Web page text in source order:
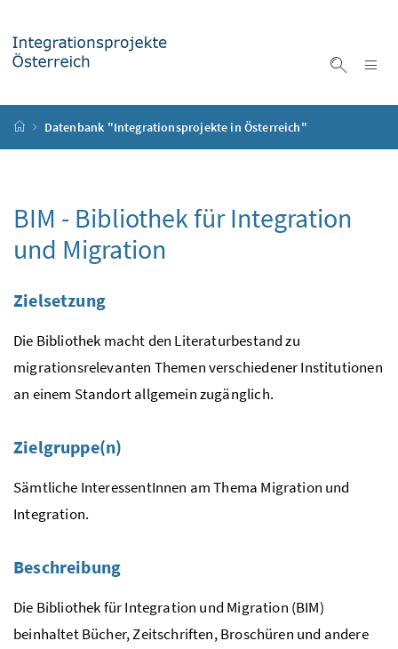
Startseite
Datenbank "Integrationsprojekte in Österreich"
BIM - Bibliothek für Integration
und Migration
Zielsetzung
Die Bibliothek macht den Literaturbestand zu
migrationsrelevanten Themen verschiedener Institutionen
an einem Standort allgemein zugänglich.
Zielgruppe(n)
Sämtliche InteressentInnen am Thema Migration und
Integration.
Beschreibung
Die Bibliothek für Integration und Migration (BIM)
beinhaltet Bücher, Zeitschriften, Broschüren und andere